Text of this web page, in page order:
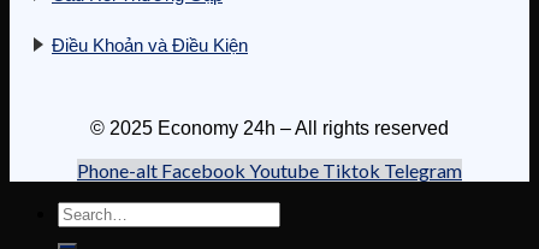
Điều Khoản và Điều Kiện
© 2025 Economy 24h – All rights reserved
Phone-alt Facebook Youtube Tiktok Telegram